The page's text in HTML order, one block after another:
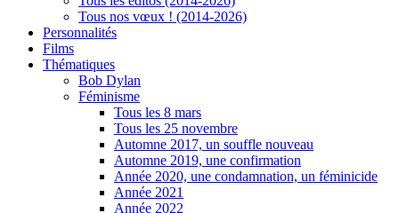
Tous nos vœux ! (2014-2026)
Personnalités
Films
Thématiques
Bob Dylan
Féminisme
Tous les 8 mars
Tous les 25 novembre
Automne 2017, un souffle nouveau
Automne 2019, une confirmation
Année 2020, une condamnation, un féminicide
Année 2021
Année 2022